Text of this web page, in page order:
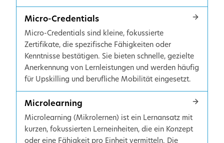
Micro-Credentials
Micro-Credentials sind kleine, fokussierte
Zertifikate, die spezifische Fähigkeiten oder
Kenntnisse bestätigen. Sie bieten schnelle, gezielte
Anerkennung von Lernleistungen und werden häufig
für Upskilling und berufliche Mobilität eingesetzt.
Microlearning
Microlearning (Mikrolernen) ist ein Lernansatz mit
kurzen, fokussierten Lerneinheiten, die ein Konzept
oder eine Fähigkeit pro Einheit vermitteln. Die